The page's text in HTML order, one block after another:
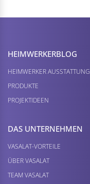
HEIMWERKER­BLOG
HEIMWERKER AUSSTATTUNG
PRODUKTE
PROJEKTIDEEN
DAS UNTERNEHMEN
VASALAT-VORTEILE
ÜBER VASALAT
TEAM VASALAT